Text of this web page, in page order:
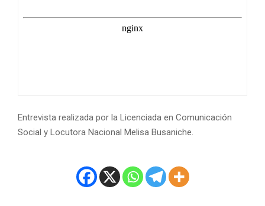
Entrevista realizada por la Licenciada en Comunicación
Social y Locutora Nacional Melisa Busaniche.